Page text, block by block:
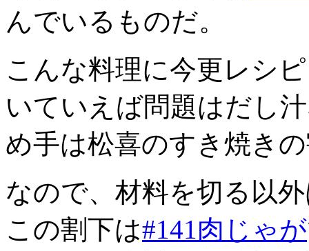
んでいるものだ。
こんな料理に今更レシ
いていえば問題はだし
め手は松喜のすき焼き
なので、材料を切る以
この割下は#141肉じゃが